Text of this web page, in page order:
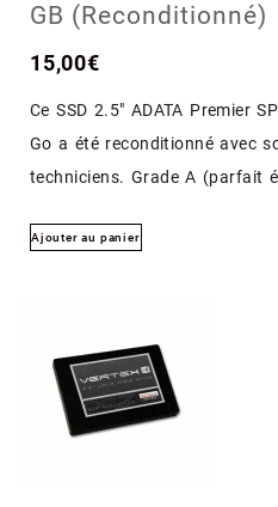
GB (Reconditionné)
15,00€
Ce SSD 2.5″ ADATA Premier
Go a été reconditionné avec
techniciens. Grade A (parfait
Ajouter au panier